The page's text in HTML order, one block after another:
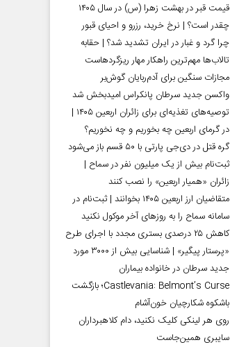
قیمت قبر در بهشت زهرا (س) در سال ۱۴۰۵
چقدر است؟ | نرخ خرید، رزرو و احیای قبور
چرا گرد و غبار در ایران تشدید شد؟ | حقابه
تالاب‌ها مهم‌ترین راهکار مهار ریزگردهاست
مجازات سنگین برای آدم‌ربایان گوش‌بر
واکسن جدید سرطان پانکراس امیدبخش شد
توصیه‌های تغذیه‌ای برای زائران اربعین ۱۴۰۵ |
در گرمای اربعین چه بخوریم و چه نخوریم؟
گره قتل در دی‌جی پارتی با ۵۰ قسم باز می‌شود
ثبت‌نام بیش از یک میلیون نفر در سماح |
زائران «همیار اربعین» را نصب کنند
متقاضیان ارز اربعین ۱۴۰۵ بخوانند | ثبت‌نام در
سامانه سماح را به روز‌های آخر موکول نکنید
کاهش ۲۵ درصدی بستری مجدد با اجرای طرح
«پرستار پیگیر» | شناسایی بیش از ۳۰۰۰ مورد
جدید سرطان در خانواده بیماران
Castlevania: Belmont’s Curse؛ بازگشت
باشکوه شکارچیان خون‌آشام
روی هر لینکی کلیک نکنید، دام کلاهبرداران
سایبری همین‌جاست